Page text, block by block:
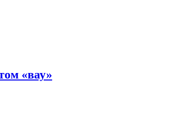
«вау»